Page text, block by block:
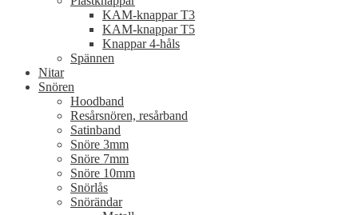
KAM-knappar T3
KAM-knappar T5
Knappar 4-håls
Spännen
Nitar
Snören
Hoodband
Resårsnören, resårband
Satinband
Snöre 3mm
Snöre 7mm
Snöre 10mm
Snörlås
Snörändar